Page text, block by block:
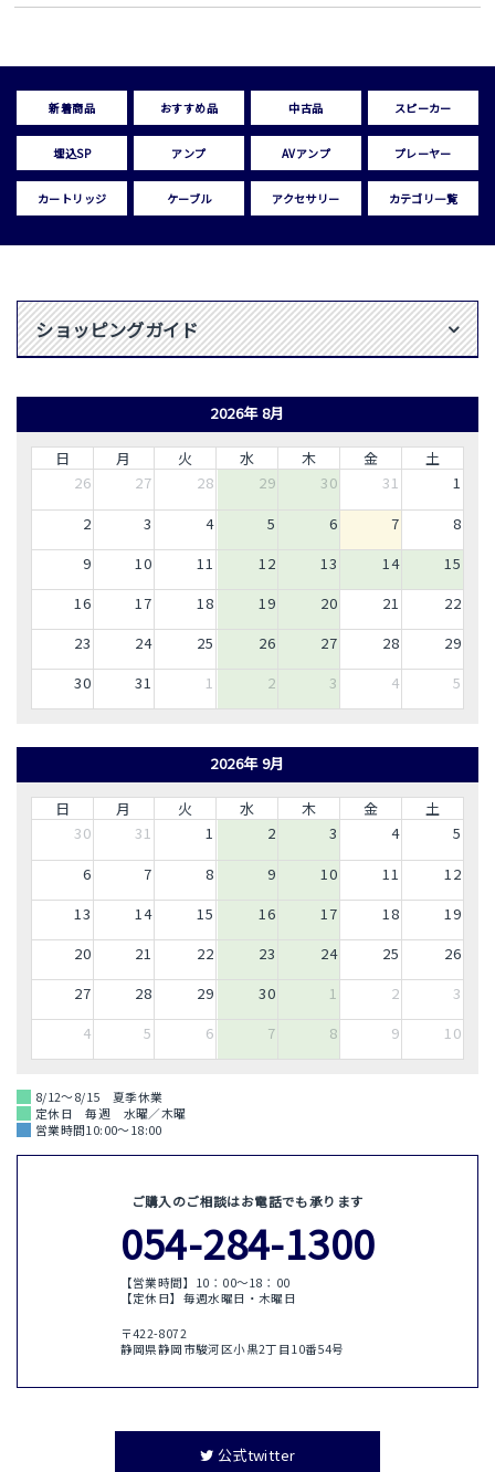
新着商品 おすすめ品 中古品 スピーカー
埋込SP アンプ AVアンプ プレーヤー
カートリッジ ケーブル アクセサリー カテゴリ一覧
ショッピングガイド
2026年 8月
日 月 火 水 木 金
土
26
27 28 29 30 31
1
2
3 4 5 6 7
8
9
10 11 12 13 14
15
16
17 18 19 20 21
22
23
24 25 26 27 28
29
30
31 1 2 3 4 5
2026年 9月
日 月 火 水 木 金
土
30
31 1 2 3 4
5
6
7 8 9 10 11
12
13
14 15 16 17 18
19
20
21 22 23 24 25
26
27
28 29 30 1 2
3
4
5 6 7 8 9 10
8/12～8/15 夏季休業
定休日 毎週 水曜／木曜
営業時間10:00～18:00
ご購入のご相談はお電話でも承ります
054-284-1300
【営業時間】10：00〜18：00
【定休日】毎週水曜日・木曜日
〒422-8072
静岡県静岡市駿河区小黒2丁目10番54号
公式twitter